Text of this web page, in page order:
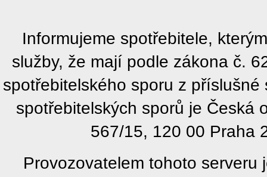
Informujeme spotřebitele,
služby, že mají podle zákona č.
spotřebitelského sporu z
spotřebitelských sporů je Česká
567/15, 120 00 Praha
Provozovatelem tohoto